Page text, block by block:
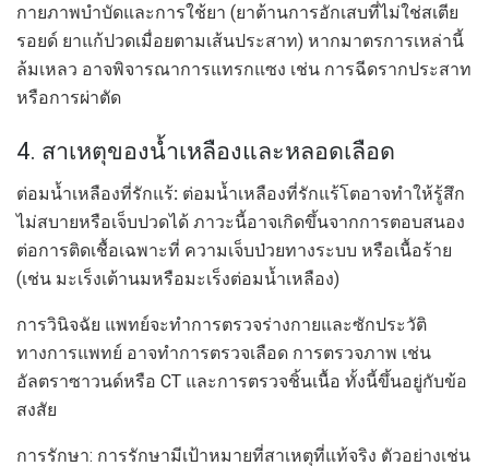
กายภาพบำบัดและการใช้ยา (ยาต้านการอักเสบที่ไม่ใช่สเตีย
รอยด์ ยาแก้ปวดเมื่อยตามเส้นประสาท) หากมาตรการเหล่านี้
ล้มเหลว อาจพิจารณาการแทรกแซง เช่น การฉีดรากประสาท
หรือการผ่าตัด
4. สาเหตุของน้ำเหลืองและหลอดเลือด
ต่อมน้ำเหลืองที่รักแร้: ต่อมน้ำเหลืองที่รักแร้โตอาจทำให้รู้สึก
ไม่สบายหรือเจ็บปวดได้ ภาวะนี้อาจเกิดขึ้นจากการตอบสนอง
ต่อการติดเชื้อเฉพาะที่ ความเจ็บป่วยทางระบบ หรือเนื้อร้าย
(เช่น มะเร็งเต้านมหรือมะเร็งต่อมน้ำเหลือง)
การวินิจฉัย แพทย์จะทำการตรวจร่างกายและซักประวัติ
ทางการแพทย์ อาจทำการตรวจเลือด การตรวจภาพ เช่น
อัลตราซาวนด์หรือ CT และการตรวจชิ้นเนื้อ ทั้งนี้ขึ้นอยู่กับข้อ
สงสัย
การรักษา: การรักษามีเป้าหมายที่สาเหตุที่แท้จริง ตัวอย่างเช่น